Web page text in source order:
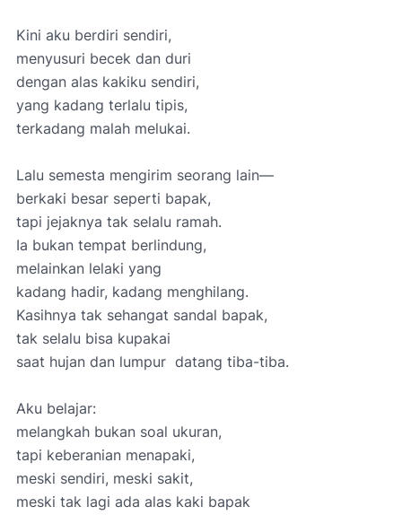
Kini aku berdiri sendiri,
menyusuri becek dan duri
dengan alas kakiku sendiri,
yang kadang terlalu tipis,
terkadang malah melukai.
Lalu semesta mengirim seorang lain—
berkaki besar seperti bapak,
tapi jejaknya tak selalu ramah.
Ia bukan tempat berlindung,
melainkan lelaki yang
kadang hadir, kadang menghilang.
Kasihnya tak sehangat sandal bapak,
tak selalu bisa kupakai
saat hujan dan lumpur datang tiba-tiba.
Aku belajar:
melangkah bukan soal ukuran,
tapi keberanian menapaki,
meski sendiri, meski sakit,
meski tak lagi ada alas kaki bapak